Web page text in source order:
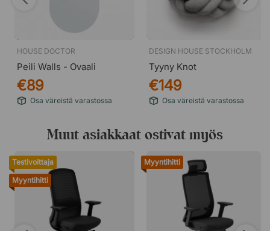
HOUSE DOCTOR
Peili Walls - Ovaali
€89
Osa väreistä varastossa
DESIGN HOUSE STOCKHOLM
Tyyny Knot
€149
Osa väreistä varastossa
Muut asiakkaat ostivat myös
Testivoittaja
Myyntihitti
Myyntihitti